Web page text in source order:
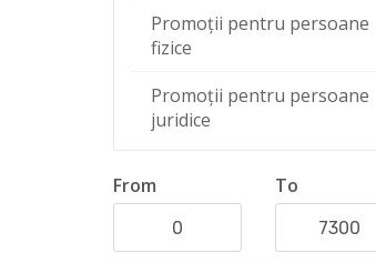
Promoții pentru persoane
fizice
Promoții pentru persoane
juridice
From To